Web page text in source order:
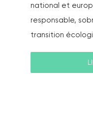
national et
responsable,
transition